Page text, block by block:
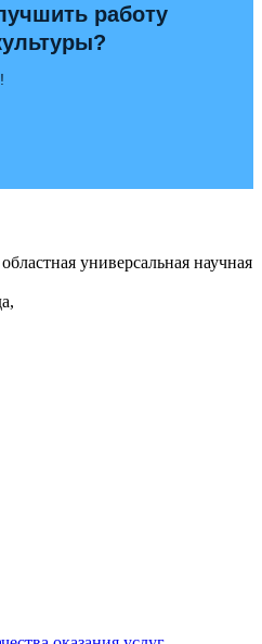
работу
универсальная научная